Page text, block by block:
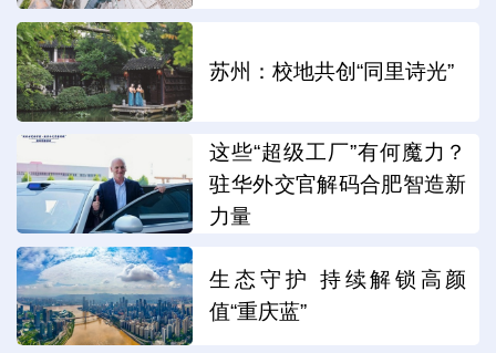
苏州：校地共创“同里诗光”
这些“超级工厂”有何魔力？
驻华外交官解码合肥智造新
力量
生态守护 持续解锁高颜
值“重庆蓝”